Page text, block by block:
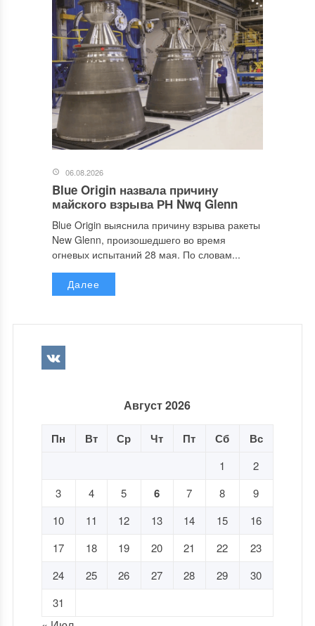
06.08.2026
Blue Origin назвала причину
майского взрыва РН Nwq Glenn
Blue Origin выяснила причину взрыва ракеты
New Glenn, произошедшего во время
огневых испытаний 28 мая. По словам...
Далее
Август 2026
Пн Вт Ср Чт Пт Сб Вс
1
2
3
4 5 6 7 8
9
10
11 12 13 14 15
16
17
18 19 20 21 22
23
24
25 26 27 28 29
30
31